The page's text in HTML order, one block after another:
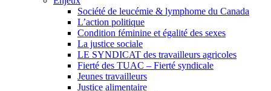
Société de leucémie & lymphome du Canada
L’action politique
Condition féminine et égalité des sexes
La justice sociale
LE SYNDICAT des travailleurs agricoles
Fierté des TUAC – Fierté syndicale
Jeunes travailleurs
Justice alimentaire